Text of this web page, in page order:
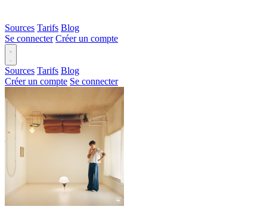
Sources Tarifs Blog
Se connecter Créer un compte
Sources Tarifs Blog
Créer un compte Se connecter